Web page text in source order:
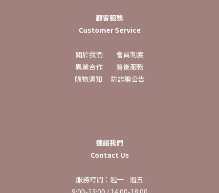
顧客服務
Customer Service
關於我們
會員制度
異業合作
售後服務
購物須知
防詐騙公告
連絡我們
Contact Us
服務時間：週一 - 週五